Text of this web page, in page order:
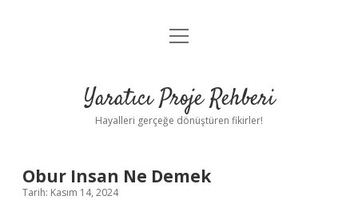
Anasayfa
Yasal Uyarı
menüyü
Yaratıcı Proje Rehberi
Hayalleri gerçeğe dönüştüren fikirler!
Obur Insan Ne Demek
Tarih: Kasım 14, 2024